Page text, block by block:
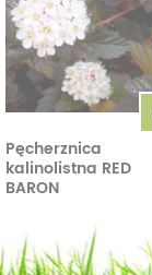
Pęcherznica
kalinolistna RED
BARON